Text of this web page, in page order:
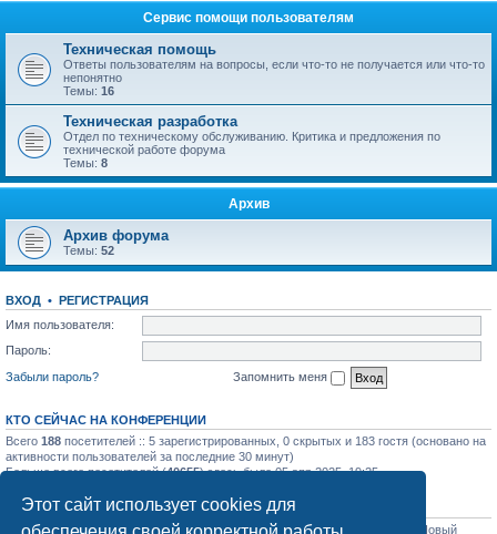
Этот сайт использует cookies для
Сервис помощи пользователям
Техническая помощь
Ответы пользователям на вопросы, если что-то не получается или что-то
непонятно
Темы: 16
Техническая разработка
Отдел по техническому обслуживанию. Критика и предложения по
технической работе форума
Темы: 8
Архив
Архив форума
Темы: 52
ВХОД • РЕГИСТРАЦИЯ
Имя пользователя:
Пароль:
Забыли пароль?
Запомнить меня
КТО СЕЙЧАС НА КОНФЕРЕНЦИИ
Всего 188 посетителей :: 5 зарегистрированных, 0 скрытых и 183 гостя (основано на
активности пользователей за последние 30 минут)
Больше всего посетителей (40655) здесь было 05 апр 2025, 19:25
СТАТИСТИКА
Всего сообщений:31758• Всего тем:1129• Всего пользователей: • Новый